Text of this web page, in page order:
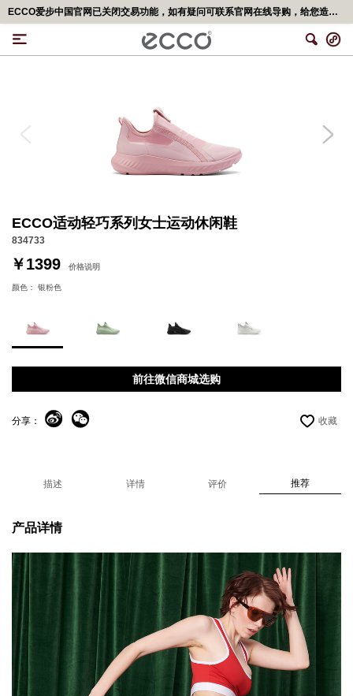
ECCO适动轻巧系列女士运动休闲鞋
834733
￥1399 价格说明
颜色： 银粉色
前往微信商城选购
分享： 收藏
描述 详情 评价 推荐
产品详情
ECCO爱步中国官网已关闭交易功能，如有疑问可联系官网在线导购，给您造成不便，深表歉意！更多精彩优惠活动,可移步<ECCO爱步官网小程序>